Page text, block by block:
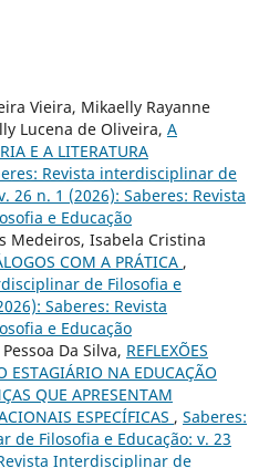
Vieira, Mikaelly Rayanne
Lucena de Oliveira, A
E A LITERATURA
Revista interdisciplinar de
26 n. 1 (2026): Saberes: Revista
e Educação
Medeiros, Isabela Cristina
COM A PRÁTICA ,
de Filosofia e
Saberes: Revista
e Educação
Da Silva, REFLEXÕES
ESTAGIÁRIO NA EDUCAÇÃO
QUE APRESENTAM
ESPECÍFICAS , Saberes:
de Filosofia e Educação: v. 23
Interdisciplinar de